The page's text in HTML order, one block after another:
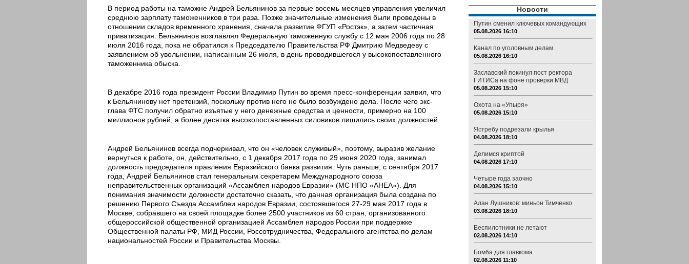
В период работы на таможне Андрей Бельянинов за первые восемь месяцев управления увеличил
среднюю зарплату таможенников в три раза. Позже значительные изменения были проведены в
отношении складов временного хранения, сначала развитие ФГУП «Ростэк», а затем частичная
приватизация. Бельянинов возглавлял Федеральную таможенную службу с 12 мая 2006 года по 28
июля 2016 года, пока не обратился к Председателю Правительства РФ Дмитрию Медведеву с
заявлением об увольнении, написанным 26 июля, в день проводившегося у высокопоставленного
таможенника обыска.
В декабре 2016 года президент России Владимир Путин во время пресс-конференции заявил, что
к Бельянинову нет претензий, поскольку против него не было возбуждено дела. После чего экс-
глава ФТС получил обратно изъятые у него денежные средства и ценности, примерно на 100
миллионов рублей, а более десятка высокопоставленных силовиков лишились своих должностей.
Андрей Бельянинов всегда подчеркивал, что он «человек служивый», поэтому, выразив желание
вернуться к работе, он, действительно, с 1 декабря 2017 года по 29 июня 2020 года, занимал
должность председателя правления Евразийского банка развития. Чуть раньше, с сентября 2017
года, Андрей Бельянинов стал генеральным секретарем Международного союза
неправительственных организаций «Ассамблея народов Евразии» (МС НПО «АНЕА»). Для
понимания значимости должности достаточно сказать, что данная организация была создана по
решению Первого Съезда Ассамблеи народов Евразии, состоявшегося 27-29 мая 2017 года в
Москве, собравшего на своей площадке более 2500 участников из 60 стран, организованного
общероссийской общественной организацией Ассамблея народов России при поддержке
Общественной палаты РФ, МИД России, Россотрудничества, Федерального агентства по делам
национальностей России и Правительства Москвы.
Новости
Путин сменил ключевых командующих
05.08.2026 16:10
Канал по уголовным делам
05.08.2026 16:10
Заславский покинул пост ректора
ГИТИСа на фоне проверки МВД
05.08.2026 15:10
Охота на «Упыря»
05.08.2026 15:10
Ястребу подрезали крылья
04.08.2026 18:10
Делимся криптой
04.08.2026 17:10
Четыре года заочно
04.08.2026 15:10
Алан Лушников: миньон Тимченко
03.08.2026 18:10
Беспилотники не летают
02.08.2026 14:10
Бомба для главкома
02.08.2026 11:10